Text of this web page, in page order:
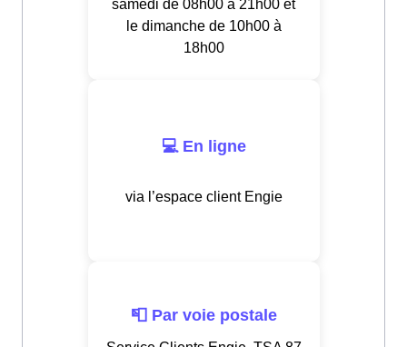
samedi de 08h00 à 21h00 et
le dimanche de 10h00 à
18h00
💻 En ligne
via l’espace client Engie
📮 Par voie postale